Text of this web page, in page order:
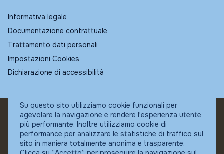
Informativa legale
Documentazione contrattuale
Trattamento dati personali
Impostazioni Cookies
Dichiarazione di accessibilità
© Fundstore
Collocatore autorizzato:
Banca Ifigest SpA
P.Iva: 04337180485
Su questo sito utilizziamo cookie funzionali per
agevolare la navigazione e rendere l'esperienza utente
più performante. Inoltre utilizziamo cookie di
performance per analizzare le statistiche di traffico sul
sito in maniera totalmente anonima e trasparente.